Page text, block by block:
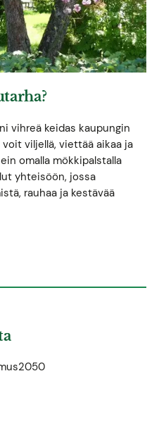
vihreä keidas kaupungin
voit viljellä, viettää aikaa ja
omalla mökkipalstalla
yhteisöön, jossa
rauhaa ja kestävää